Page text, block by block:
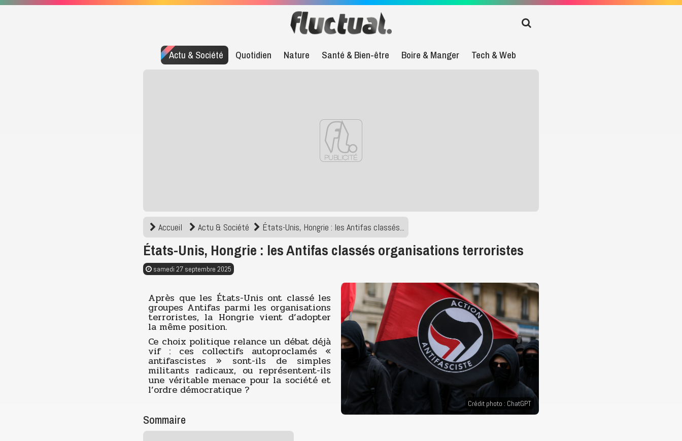
Actu & Société Quotidien Nature Santé & Bien-être Boire & Manger Tech & Web
Accueil Actu & Société États-Unis, Hongrie : les Antifas classés...
États-Unis, Hongrie : les Antifas classés organisations terroristes
samedi 27 septembre 2025
Crédit photo : ChatGPT
Après que les États-Unis ont classé les
groupes Antifas parmi les organisations
terroristes, la Hongrie vient d’adopter
la même position.
Ce choix politique relance un débat déjà
vif : ces collectifs autoproclamés «
antifascistes » sont-ils de simples
militants radicaux, ou représentent-ils
une véritable menace pour la société et
l’ordre démocratique ?
Sommaire